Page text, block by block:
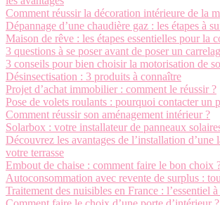
Comment réussir la décoration intérieure de la
Dépannage d’une chaudière gaz : les étapes à
Maison de rêve : les étapes essentielles pour la
3 questions à se poser avant de poser un
3 conseils pour bien choisir la motorisation de
Désinsectisation : 3 produits à connaître
Projet d’achat immobilier : comment le réussir ?
Pose de volets roulants : pourquoi contacter un
Comment réussir son aménagement intérieur ?
Solarbox : votre installateur de panneaux
Découvrez les avantages de l’installation d’une
votre terrasse
Embout de chaise : comment faire le bon choix
Autoconsommation avec revente de surplus :
Traitement des nuisibles en France : l’essentiel